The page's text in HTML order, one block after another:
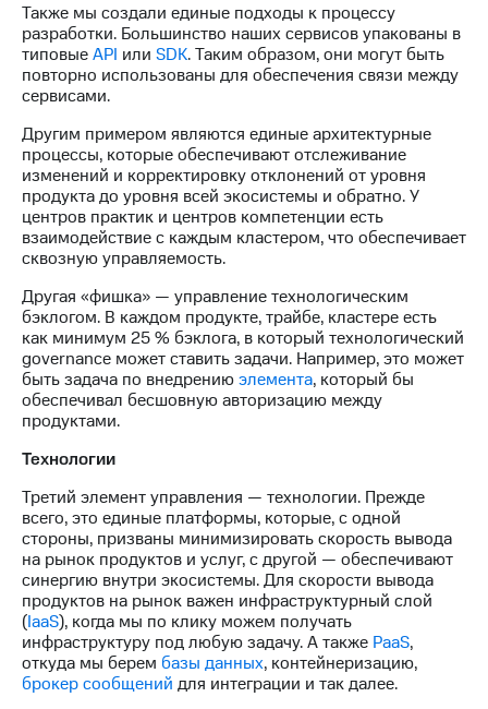
Также мы создали единые подходы к процессу
разработки. Большинство наших сервисов упакованы в
типовыеAPI или SDK. Таким образом, они могут быть
повторно использованы для обеспечения связи между
сервисами.
Другим примером являются единые архитектурные
процессы, которые обеспечивают отслеживание
изменений и корректировку отклонений от уровня
продукта до уровня всей экосистемы и обратно. У
центров практик и центров компетенции есть
взаимодействие с каждым кластером, что обеспечивает
сквозную управляемость.
Другая «фишка» — управление технологическим
бэклогом. В каждом продукте, трайбе, кластере есть
как минимум 25 % бэклога, в который технологический
governance может ставить задачи. Например, это может
быть задача по внедрениюэлемента, который бы
обеспечивал бесшовную авторизацию между
продуктами.
Технологии
Третий элемент управления — технологии. Прежде
всего, это единые платформы, которые, с одной
стороны, призваны минимизировать скорость вывода
на рынок продуктов и услуг, с другой — обеспечивают
синергию внутри экосистемы. Для скорости вывода
продуктов на рынок важен инфраструктурный слой
(IaaS), когда мы по клику можем получать
инфраструктуру под любую задачу. А также PaaS,
откуда мы берем базы данных, контейнеризацию,
брокер сообщений для интеграции и так далее.